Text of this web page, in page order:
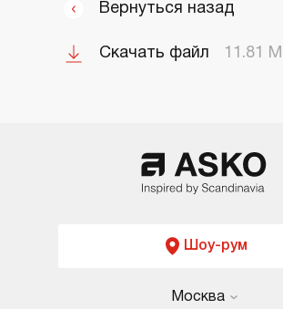
Вернуться назад
Скачать файл 11.81
Шоу-рум
Москва